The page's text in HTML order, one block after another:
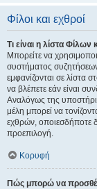
Φίλοι και εχθροί
Τι είναι η λίστα
Μπορείτε να
συστήματος
εμφανίζονται σε λίστα
να βλέπετε εάν είναι
Αναλόγως της
μέλη μπορεί να
εχθρών, οποιεσδήποτε
προεπιλογή.
Κορυφή
Πώς μπορώ να